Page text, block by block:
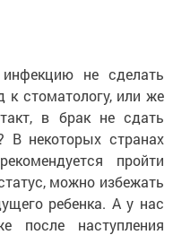
не сделать
к стоматологу, или же
в брак не сдать
некоторых странах
пройти
можно избежать
ребенка. А у нас
после наступления